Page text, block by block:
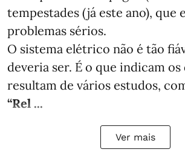
tempestades (já este ano), que
problemas sérios.
O sistema elétrico não é tão
deveria ser. É o que indicam os
resultam de vários estudos,
“Rel ...
Ver mais